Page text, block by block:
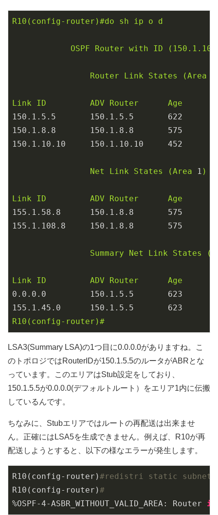
R10(config-router)#do sh ip o d
OSPF Router with ID
Router Link States (Area
Link ID ADV Router
Age
150.1 .5 .5 150.1 .5 .5
622
150.1 .8 .8 150.1 .8 .8
575
150.1 .10 .10 150.1 .10 .10 452
Net Link States (Area 1 )
Link ID ADV Router
Age
155.1 .58 .8 150.1 .8 .8
575
155.1 .108 .8 150.1 .8 .8 575
Summary Net Link States
Link ID ADV Router
Age
0.0 .0 .0 150.1 .5 .5
623
155.1 .45 .0 150.1 .5 .5
623
R10(config-router)#
LSA3(Summary LSA)の1つ目に0.0.0.0がありますね。こ
のトポロジではRouterIDが150.1.5.5のルータがABRとな
っています。このエリアはStub設定をしており、
150.1.5.5が0.0.0.0(デフォルトルート）をエリア1内に伝搬
しているんです。
ちなみに、Stubエリアではルートの再配送は出来ませ
ん。正確にはLSA5を生成できません。例えば、R10が再
配送しようとすると、以下の様なエラーが発生します。
R10(config-router)#redistri static subnets
R10(config-router)#
%OSPF-4-ASBR_WITHOUT_VALID_AREA: Router is